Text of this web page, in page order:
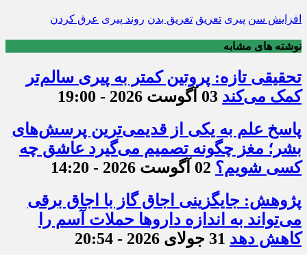
افزایش سن پیری تعریق تعریق بدن روند پیری عرق کردن
نوشته های مشابه
تحقیقی تازه: پروتین کمتر به پیری سالم‌تر
کمک می‌کند 03 آگوست 2026 - 19:00
پاسخ علم به یکی از قدیمی‌ترین پرسش‌های
بشر؛ مغز چگونه تصمیم می‌گیرد عاشق چه
کسی شویم؟ 02 آگوست 2026 - 14:20
پژوهش: جایگزینی اجاق گاز با اجاق برقی
می‌تواند به اندازه داروها حملات آسم را
کاهش دهد 31 جولای 2026 - 20:54